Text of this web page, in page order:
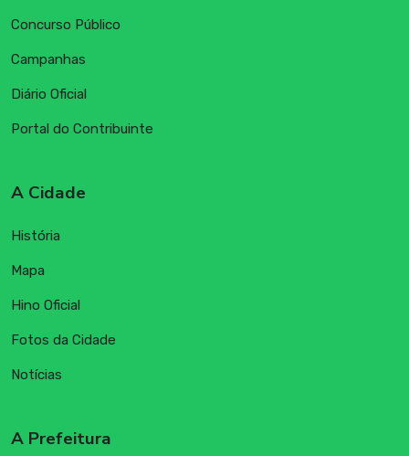
Concurso Público
Campanhas
Diário Oficial
Portal do Contribuinte
A Cidade
História
Mapa
Hino Oficial
Fotos da Cidade
Notícias
A Prefeitura